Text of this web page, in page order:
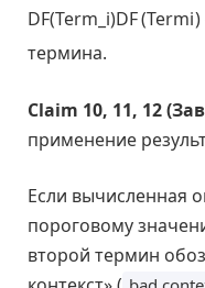
DF(Term_i)DF(Termi)
термина.
Claim 10, 11, 12
применение
Если вычисленная
пороговому
второй термин